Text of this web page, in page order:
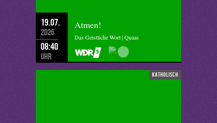
19.07.
2026
08:40
Uhr
Atmen!
Das Geistliche Wort | Quaas
katholisch